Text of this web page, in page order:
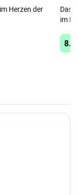
Herzen der
Das
im